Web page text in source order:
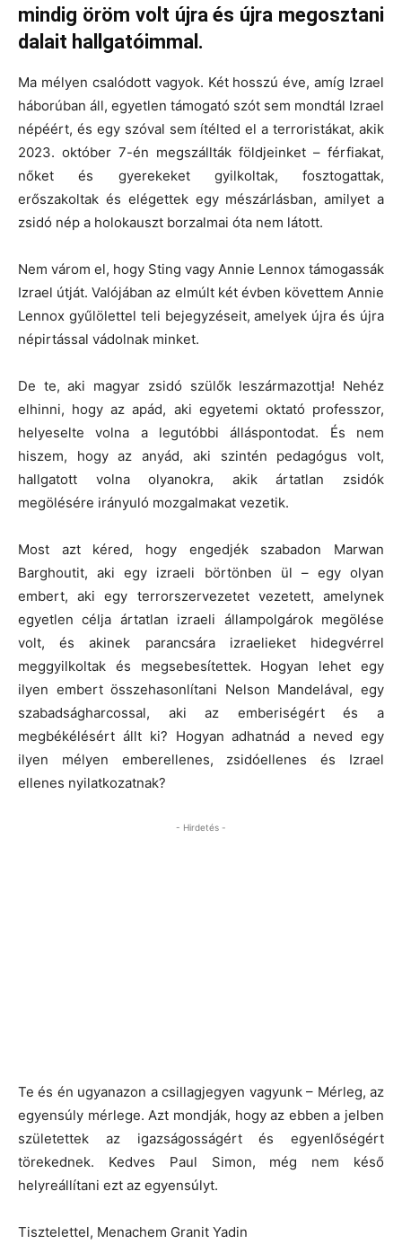
mindig öröm volt újra és újra megosztani
dalait hallgatóimmal.
Ma mélyen csalódott vagyok. Két hosszú éve, amíg Izrael
háborúban áll, egyetlen támogató szót sem mondtál Izrael
népéért, és egy szóval sem ítélted el a terroristákat, akik
2023. október 7-én megszállták földjeinket – férfiakat,
nőket és gyerekeket gyilkoltak, fosztogattak,
erőszakoltak és elégettek egy mészárlásban, amilyet a
zsidó nép a holokauszt borzalmai óta nem látott.
Nem várom el, hogy Sting vagy Annie Lennox támogassák
Izrael útját. Valójában az elmúlt két évben követtem Annie
Lennox gyűlölettel teli bejegyzéseit, amelyek újra és újra
népirtással vádolnak minket.
De te, aki magyar zsidó szülők leszármazottja! Nehéz
elhinni, hogy az apád, aki egyetemi oktató professzor,
helyeselte volna a legutóbbi álláspontodat. És nem
hiszem, hogy az anyád, aki szintén pedagógus volt,
hallgatott volna olyanokra, akik ártatlan zsidók
megölésére irányuló mozgalmakat vezetik.
Most azt kéred, hogy engedjék szabadon Marwan
Barghoutit, aki egy izraeli börtönben ül – egy olyan
embert, aki egy terrorszervezetet vezetett, amelynek
egyetlen célja ártatlan izraeli állampolgárok megölése
volt, és akinek parancsára izraelieket hidegvérrel
meggyilkoltak és megsebesítettek. Hogyan lehet egy
ilyen embert összehasonlítani Nelson Mandelával, egy
szabadságharcossal, aki az emberiségért és a
megbékélésért állt ki? Hogyan adhatnád a neved egy
ilyen mélyen emberellenes, zsidóellenes és Izrael
ellenes nyilatkozatnak?
- Hirdetés -
Te és én ugyanazon a csillagjegyen vagyunk – Mérleg, az
egyensúly mérlege. Azt mondják, hogy az ebben a jelben
születettek az igazságosságért és egyenlőségért
törekednek. Kedves Paul Simon, még nem késő
helyreállítani ezt az egyensúlyt.
Tisztelettel, Menachem Granit Yadin